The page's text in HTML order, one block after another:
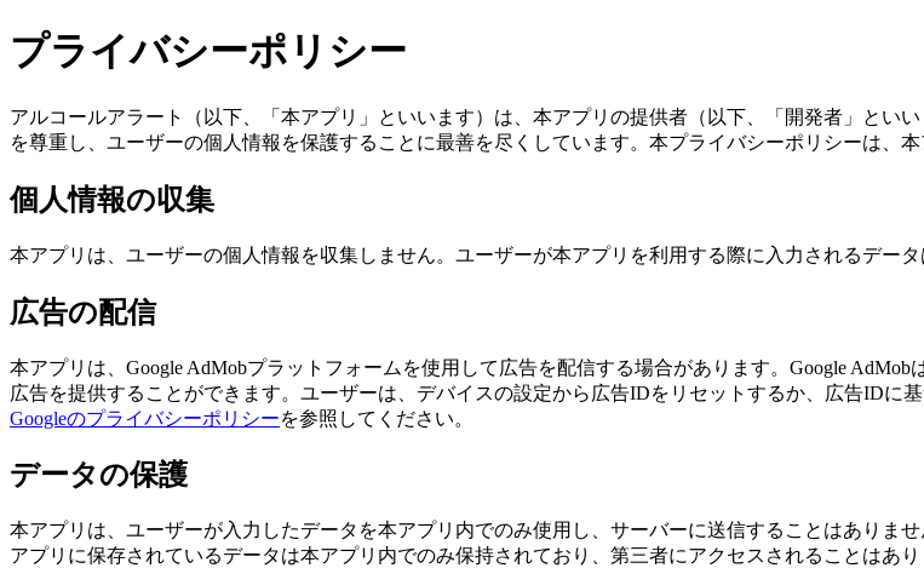
プライバシーポリシー
アルコールアラート（以下、「本アプリ」といいます）は、本アプリの提供者（以下、「開発者」とい
を尊重し、ユーザーの個人情報を保護することに最善を尽くしています。本プライバシーポリシーは、
個人情報の収集
本アプリは、ユーザーの個人情報を収集しません。ユーザーが本アプリを利用する際に入力されるデー
広告の配信
本アプリは、Google AdMobプラットフォームを使用して広告を配信する場合があります。Google
広告を提供することができます。ユーザーは、デバイスの設定から広告IDをリセットするか、広告IDに
Googleのプライバシーポリシーを参照してください。
データの保護
本アプリは、ユーザーが入力したデータを本アプリ内でのみ使用し、サーバーに送信することはありま
アプリに保存されているデータは本アプリ内でのみ保持されており、第三者にアクセスされることはあり